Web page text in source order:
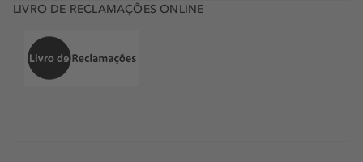
LIVRO DE RECLAMAÇÕES ONLINE